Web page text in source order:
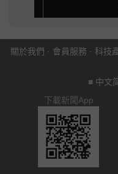
關於我們 · 會員服務 · 科技
■ 中文
下載新聞App